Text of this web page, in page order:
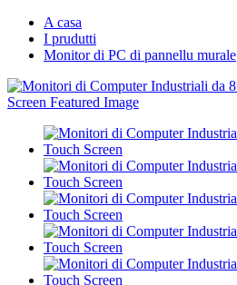
A casa
I prudutti
Monitor di PC di pannellu murale